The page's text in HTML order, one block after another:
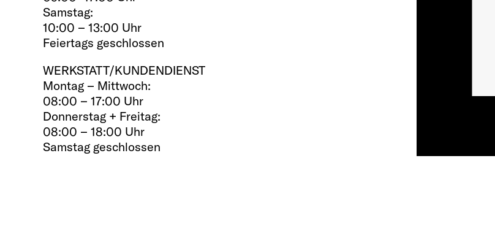
Samstag:
10:00 – 13:00 Uhr
Feiertags geschlossen
WERKSTATT/KUNDENDIENST
Montag – Mittwoch:
08:00 – 17:00 Uhr
Donnerstag + Freitag:
08:00 – 18:00 Uhr
Samstag geschlossen